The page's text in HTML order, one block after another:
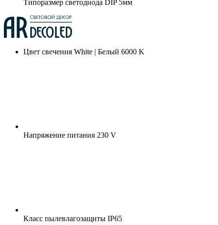
Типоразмер светодиода DIP 5мм
Цвет свечения White | Белый 6000 K
Напряжение питания 230 V
Класс пылевлагозащиты IP65